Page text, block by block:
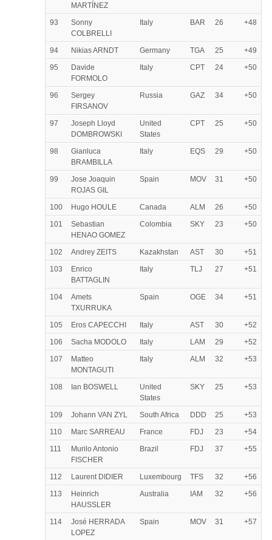
MARTÍNEZ
93
Sonny
COLBRELLI
Italy BAR 26 +48
94 Nikias ARNDT Germany TGA 25
+49
95
Davide
FORMOLO
Italy CPT 24 +50
96
Sergey
FIRSANOV
Russia GAZ 34 +50
97
Joseph Lloyd
DOMBROWSKI
United
States
CPT 25 +50
98
Gianluca
BRAMBILLA
Italy EQS 29 +50
99
Jose Joaquin
ROJAS GIL
Spain MOV 31 +50
100 Hugo HOULE Canada ALM 26
+50
101
Sebastian
HENAO GOMEZ
Colombia SKY 23 +50
102 Andrey ZEITS Kazakhstan AST 30
+51
103
Enrico
BATTAGLIN
Italy TLJ 27 +51
104
Amets
TXURRUKA
Spain OGE 34 +51
105 Eros CAPECCHI Italy AST 30
+52
106
Sacha MODOLO Italy LAM 29
+52
107
Matteo
MONTAGUTI
Italy ALM 32 +53
108 Ian BOSWELL
United
States
SKY 25 +53
109 Johann VAN ZYL South Africa DDD 25
+53
110
Marc SARREAU France FDJ 23
+54
111
Murilo Antonio
FISCHER
Brazil FDJ 37 +55
112 Laurent DIDIER Luxembourg TFS 32
+56
113
Heinrich
HAUSSLER
Australia IAM 32 +56
114
José HERRADA
LOPEZ
Spain MOV 31 +57